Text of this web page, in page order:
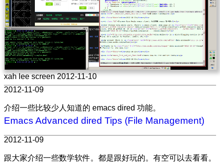
xah lee screen 2012-11-10
2012-11-09
介绍一些比较少人知道的 emacs dired 功能。
Emacs Advanced dired Tips (File Management)
2012-11-09
跟大家介绍一些数学软件。都是跟好玩的。有空可以去看看。